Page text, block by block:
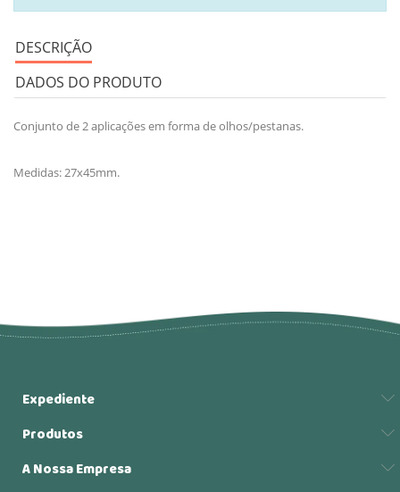
DESCRIÇÃO
DADOS DO PRODUTO
Conjunto de 2 aplicações em forma de olhos/pestanas.
Medidas: 27x45mm.
Expediente
Produtos
A Nossa Empresa